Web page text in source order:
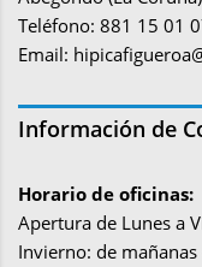
Teléfono: 881 15 01
Email:
Información de
Horario de oficinas:
Apertura de Lunes a
Invierno: de